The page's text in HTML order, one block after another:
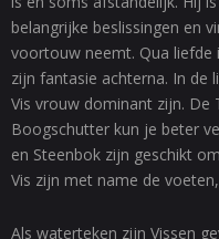
belangrijke beslissingen en
voortouw neemt. Qua liefde
zijn fantasie achterna. In de
Vis vrouw dominant zijn. De
Boogschutter kun je beter
en Steenbok zijn geschikt
Vis zijn met name de
Als waterteken zijn Vissen